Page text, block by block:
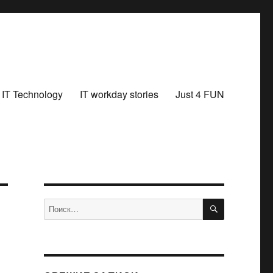
IT Technology IT workday stories Just 4 FUN
Искать: ПОИСК